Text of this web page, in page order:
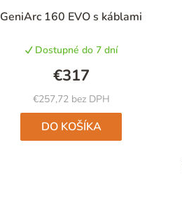
GeniArc 160 EVO s káblami
Dostupné do 7 dní
€257,72 bez DPH
€317
DO KOŠÍKA